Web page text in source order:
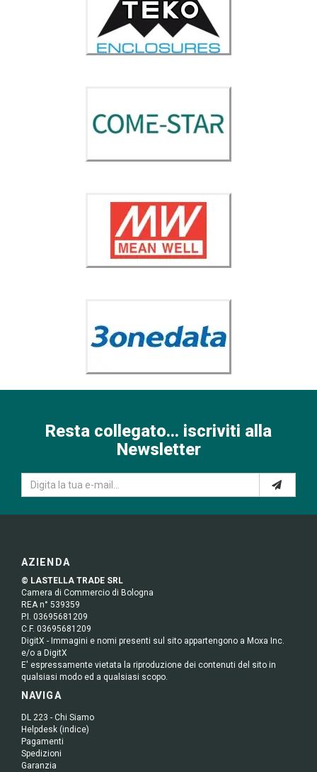
Resta collegato... iscriviti alla
Newsletter
AZIENDA
© LASTELLA TRADE SRL
Camera di Commercio di Bologna
REA n° 539359
P.I. 03695681209
C.F. 03695681209
DigitX - Immagini e nomi presenti sul sito appartengono a Moxa Inc.
e/o a DigitX
E' espressamente vietata la riproduzione dei contenuti del sito in
qualsiasi modo ed a qualsiasi scopo.
NAVIGA
DL 223 - Chi Siamo
Helpdesk (indice)
Pagamenti
Spedizioni
Garanzia